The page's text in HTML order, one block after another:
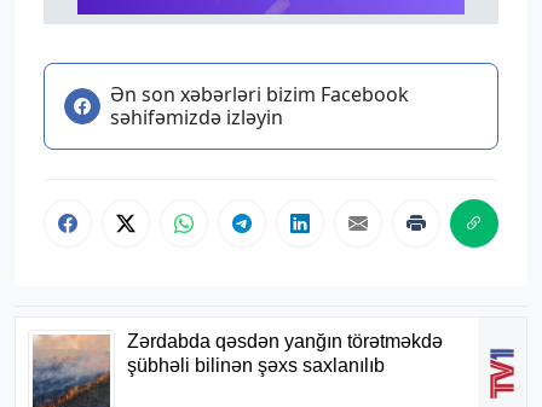
Ən son xəbərləri bizim Facebook
səhifəmizdə izləyin